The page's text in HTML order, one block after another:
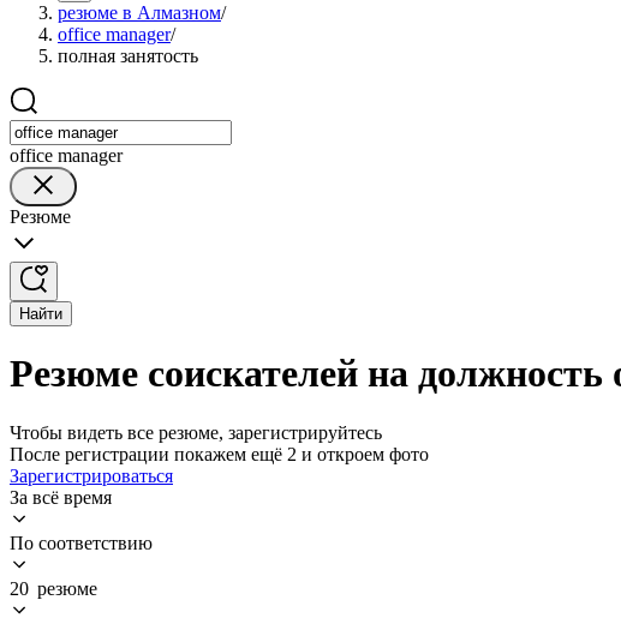
резюме в Алмазном/
office manager/
полная занятость
office manager
Резюме
Найти
Резюме соискателей на
Чтобы видеть все резюме, зарегистрируйтесь
После регистрации покажем ещё 2 и откроем фото
Зарегистрироваться
За всё время
По соответствию
20 резюме